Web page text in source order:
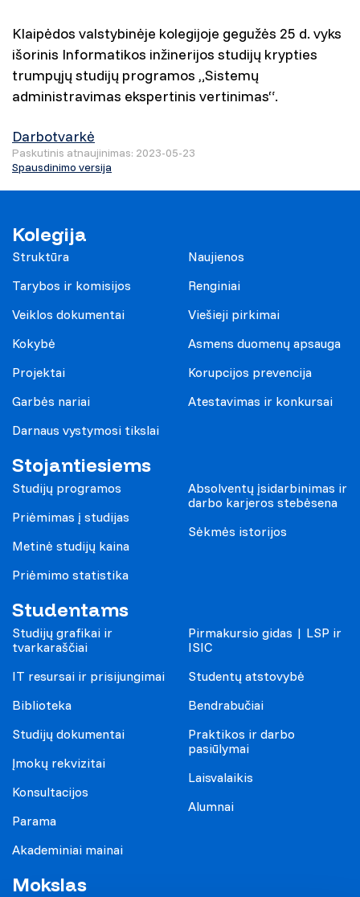
Klaipėdos valstybinėje kolegijoje gegužės 25 d. vyks
išorinis Informatikos inžinerijos studijų krypties
trumpųjų studijų programos „Sistemų
administravimas ekspertinis vertinimas“.
Darbotvarkė
Paskutinis atnaujinimas: 2023-05-23
Spausdinimo versija
Kolegija
Struktūra
Tarybos ir komisijos
Veiklos dokumentai
Kokybė
Projektai
Garbės nariai
Darnaus vystymosi tikslai
Naujienos
Renginiai
Viešieji pirkimai
Asmens duomenų apsauga
Korupcijos prevencija
Atestavimas ir konkursai
Stojantiesiems
Studijų programos
Priėmimas į studijas
Metinė studijų kaina
Priėmimo statistika
Absolventų įsidarbinimas ir
darbo karjeros stebėsena
Sėkmės istorijos
Studentams
Studijų grafikai ir
tvarkaraščiai
IT resursai ir prisijungimai
Biblioteka
Studijų dokumentai
Įmokų rekvizitai
Konsultacijos
Parama
Akademiniai mainai
Pirmakursio gidas | LSP ir
ISIC
Studentų atstovybė
Bendrabučiai
Praktikos ir darbo
pasiūlymai
Laisvalaikis
Alumnai
Mokslas